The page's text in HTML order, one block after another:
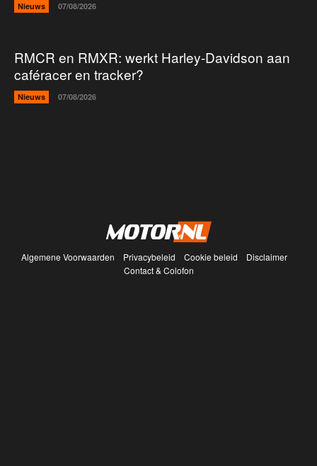
Nieuws 07/08/2026
RMCR en RMXR: werkt Harley-Davidson aan
caféracer en tracker?
Nieuws 07/08/2026
Algemene Voorwaarden Privacybeleid Cookie beleid
Disclaimer
Contact & Colofon